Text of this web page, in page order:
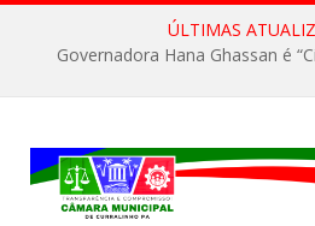
ÚLTIMAS
Governadora Hana Ghassan é